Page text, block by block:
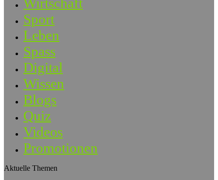
Sport
Leben
Spass
Digital
Wissen
Blogs
Quiz
Videos
Promotionen
Aktuelle Themen